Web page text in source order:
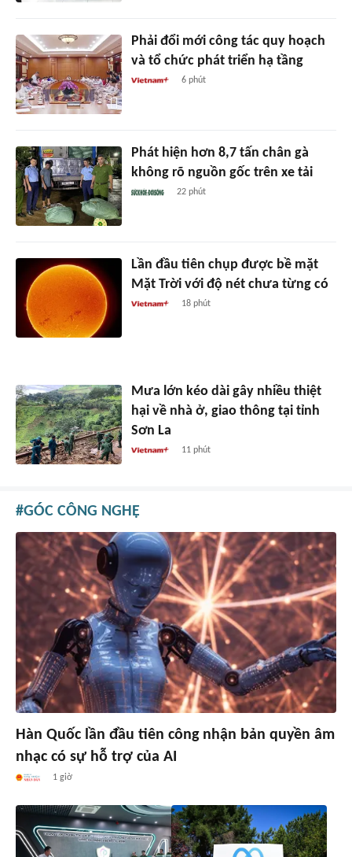
Phải đổi mới công tác quy hoạch
và tổ chức phát triển hạ tầng
6 phút
Phát hiện hơn 8,7 tấn chân gà
không rõ nguồn gốc trên xe tải
22 phút
Lần đầu tiên chụp được bề mặt
Mặt Trời với độ nét chưa từng có
18 phút
Mưa lớn kéo dài gây nhiều thiệt
hại về nhà ở, giao thông tại tỉnh
Sơn La
11 phút
GÓC CÔNG NGHỆ
Hàn Quốc lần đầu tiên công nhận bản quyền âm
nhạc có sự hỗ trợ của AI
1 giờ